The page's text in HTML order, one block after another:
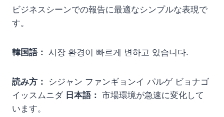
ビジネスシーンでの報告に最適なシンプルな表現で
す。
韓国語： 시장 환경이 빠르게 변하고 있습니다.
読み方：
シジャン ファンギョンイ パルゲ ビョナゴ
イッスムニダ 日本語： 市場環境が急速に変化して
います。